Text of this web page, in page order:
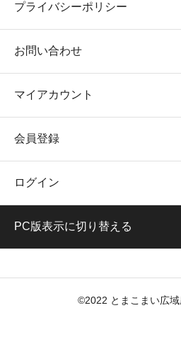
プライバシーポリシー
お問い合わせ
マイアカウント
会員登録
ログイン
PC版表示に切り替える
©2022 とまこまい広